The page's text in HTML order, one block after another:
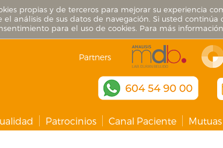
propias y de terceros para mejorar su experiencia
análisis de sus datos de navegación. Si usted
para el uso de cookies. Para más
Patrocinios Canal Paciente Mutuas
Partners